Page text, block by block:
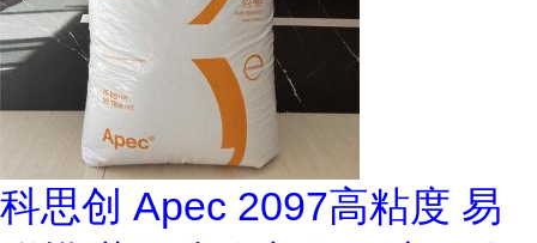
科思创 Apec 2097高粘度 易